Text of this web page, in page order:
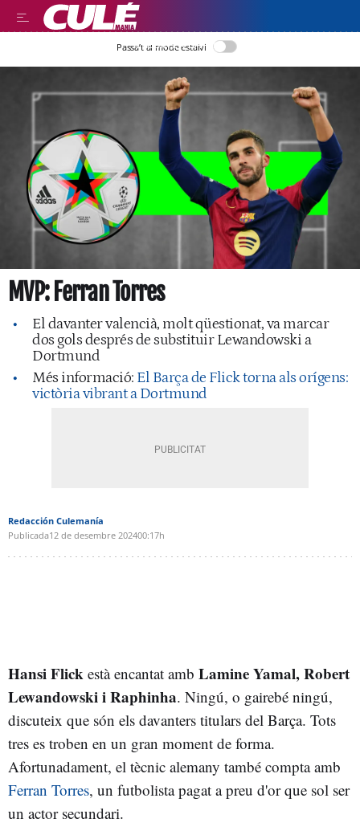
LLEGIR EN CATALÀ
Passa’t al mode estalvi
MVP: Ferran Torres
El davanter valencià, molt qüestionat, va marcar
dos gols després de substituir Lewandowski a
Dortmund
Més informació: El Barça de Flick torna als orígens:
victòria vibrant a Dortmund
Redacción Culemanía
Publicada12 de desembre 202400:17h
Hansi Flick està encantat amb Lamine Yamal, Robert
Lewandowski i Raphinha. Ningú, o gairebé ningú,
discuteix que són els davanters titulars del Barça. Tots
tres es troben en un gran moment de forma.
Afortunadament, el tècnic alemany també compta amb
Ferran Torres, un futbolista pagat a preu d'or que sol ser
un actor secundari.